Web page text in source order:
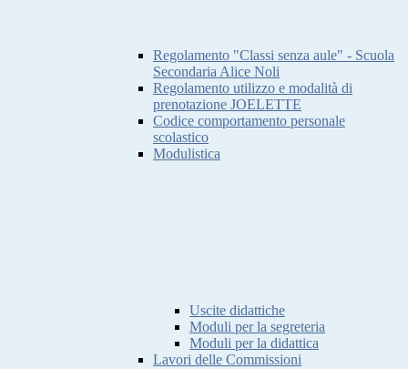
Regolamento "Classi senza aule" - Scuola
Secondaria Alice Noli
Regolamento utilizzo e modalità di
prenotazione JOELETTE
Codice comportamento personale
scolastico
Modulistica
Uscite didattiche
Moduli per la segreteria
Moduli per la didattica
Lavori delle Commissioni